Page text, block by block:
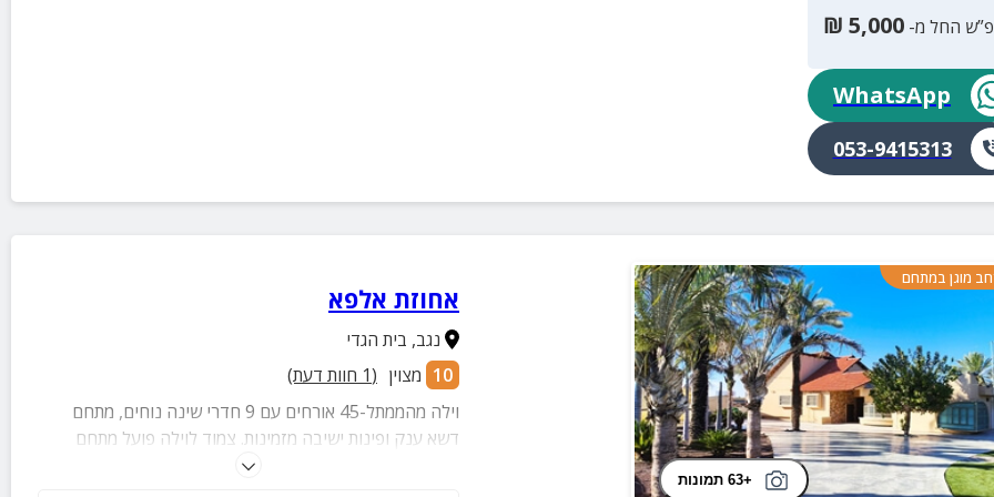
החל מ- 5,000
₪
WhatsApp
053-9415313
מוגן במתחם
+63 תמונות
אחוזת אלפא
נגב, בית הגדי
10 מצוין (
1 חוות דעת)
וילה מהממתל-45 אורחים עם 9 חדרי שינה נוחים, מתחם
דשא ענק ופינות ישיבה מזמינות. צמוד לוילה פועל מתחם
פרטי מלא עם בריכה מחוממת ומגודרת, ג'קוזי מרגיע, חוות